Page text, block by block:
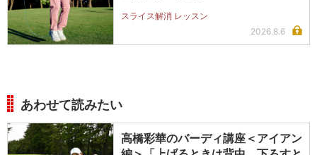
スライス解消 レッスン
2026.8.6
あわせて読みたい
高橋彩華のバーディ講座＜アイアン